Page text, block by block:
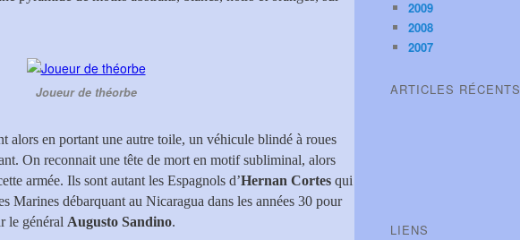
Joueur de théorbe
alors en portant une autre toile, un véhicule blindé à roues
On reconnait une tête de mort en motif subliminal, alors
armée. Ils sont autant les Espagnols d’Hernan Cortes qui
Marines débarquant au Nicaragua dans les années 30 pour
le général Augusto Sandino.
2009
2008
2007
ARTICLES RÉCENTS
LIENS